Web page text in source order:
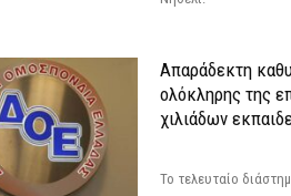
Απαράδεκτη
ολόκληρης της
χιλιάδων
Το τελευταίο